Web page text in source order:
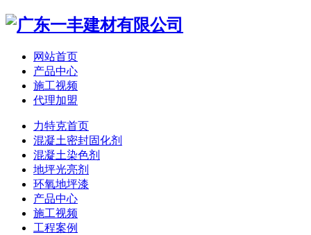
网站首页
产品中心
施工视频
代理加盟
力特克首页
混凝土密封固化剂
混凝土染色剂
地坪光亮剂
环氧地坪漆
产品中心
施工视频
工程案例